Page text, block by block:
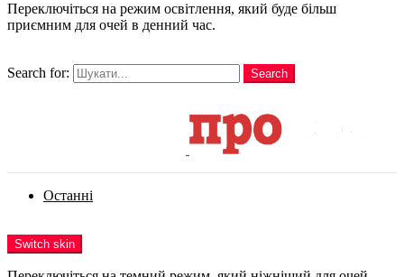
Переключіться на режим освітлення, який буде більш
приємним для очей в денний час.
Search for:
Search
Останні
Switch skin